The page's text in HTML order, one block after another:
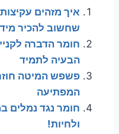
איך מזהים
שחשוב להכיר מיד
חומר הדברה
הבעיה לתמיד
פשפש המיטה
המפתיעה
חומר נגד נמלים
ולחיות!